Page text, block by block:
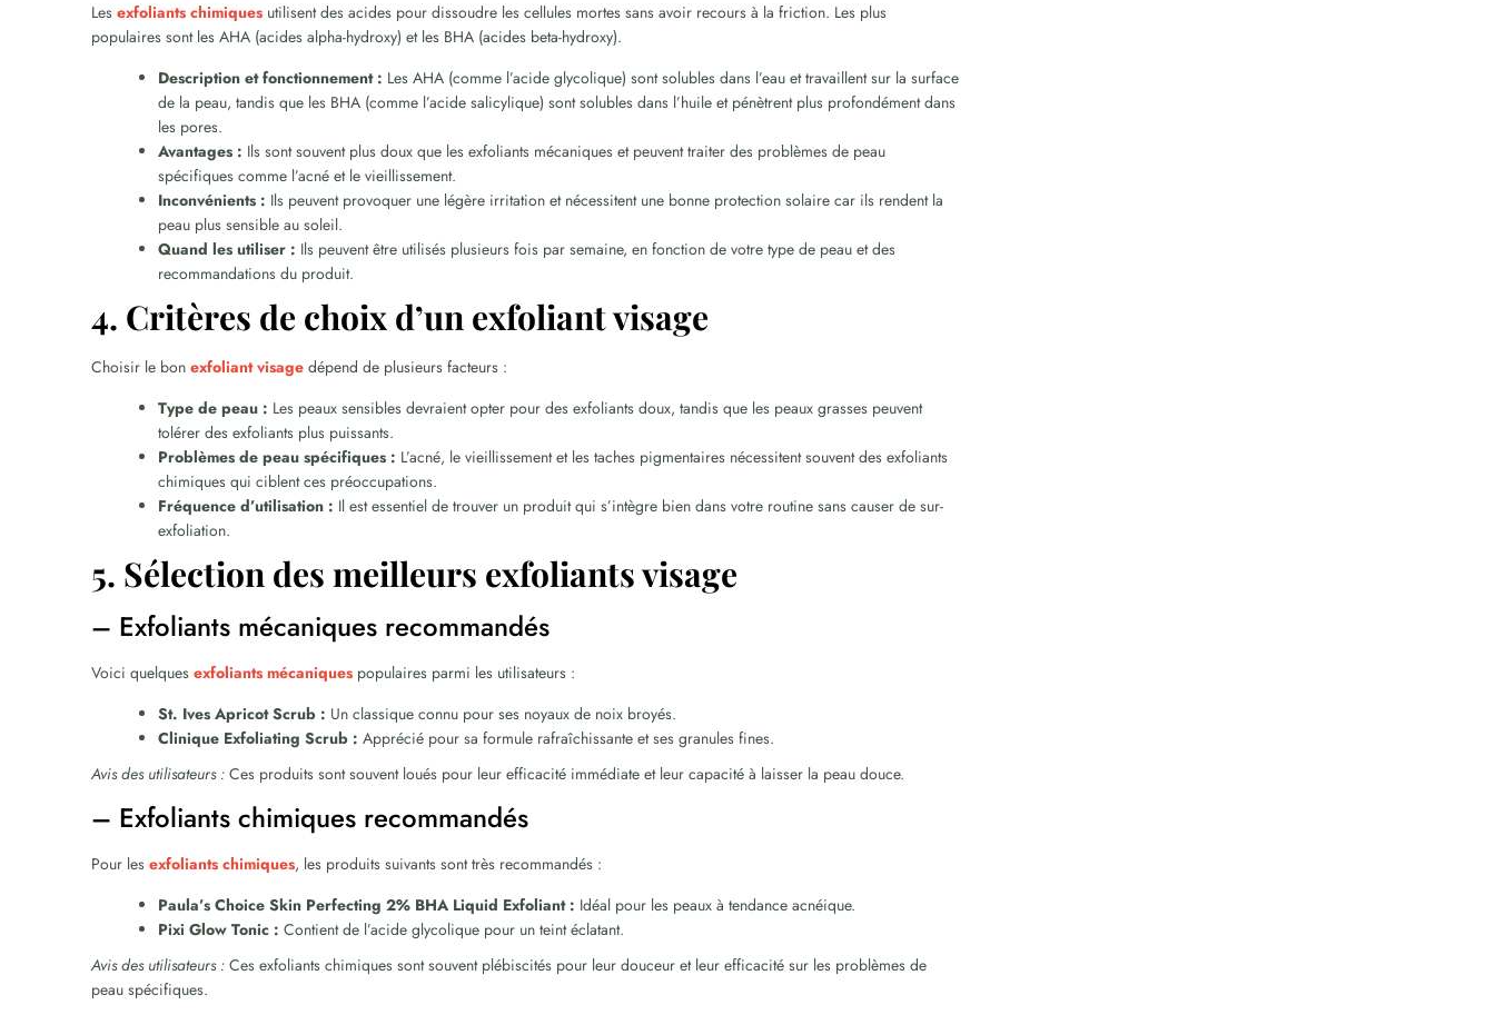
Lesexfoliants chimiques utilisent des acides pour dissoudre les cellules mortes sans avoir recours à la friction. Les plus
populaires sont les AHA (acides alpha-hydroxy) et les BHA (acides beta-hydroxy).
Description et fonctionnement : Les AHA (comme l’acide glycolique) sont solubles dans l’eau et travaillent sur la surface
de la peau, tandis que les BHA (comme l’acide salicylique) sont solubles dans l’huile et pénètrent plus profondément dans
les pores.
Avantages : Ils sont souvent plus doux que les exfoliants mécaniques et peuvent traiter des problèmes de peau
spécifiques comme l’acné et le vieillissement.
Inconvénients : Ils peuvent provoquer une légère irritation et nécessitent une bonne protection solaire car ils rendent la
peau plus sensible au soleil.
Quand les utiliser : Ils peuvent être utilisés plusieurs fois par semaine, en fonction de votre type de peau et des
recommandations du produit.
4. Critères de choix d’un exfoliant visage
Choisir le bonexfoliant visage dépend de plusieurs facteurs :
Type de peau : Les peaux sensibles devraient opter pour des exfoliants doux, tandis que les peaux grasses peuvent
tolérer des exfoliants plus puissants.
Problèmes de peau spécifiques : L’acné, le vieillissement et les taches pigmentaires nécessitent souvent des exfoliants
chimiques qui ciblent ces préoccupations.
Fréquence d’utilisation : Il est essentiel de trouver un produit qui s’intègre bien dans votre routine sans causer de sur-
exfoliation.
5. Sélection des meilleurs exfoliants visage
– Exfoliants mécaniques recommandés
Voici quelquesexfoliants mécaniques populaires parmi les utilisateurs :
St. Ives Apricot Scrub : Un classique connu pour ses noyaux de noix broyés.
Clinique Exfoliating Scrub : Apprécié pour sa formule rafraîchissante et ses granules fines.
Avis des utilisateurs : Ces produits sont souvent loués pour leur efficacité immédiate et leur capacité à laisser la peau douce.
– Exfoliants chimiques recommandés
Pour lesexfoliants chimiques, les produits suivants sont très recommandés :
Paula’s Choice Skin Perfecting 2% BHA Liquid Exfoliant : Idéal pour les peaux à tendance acnéique.
Pixi Glow Tonic : Contient de l’acide glycolique pour un teint éclatant.
Avis des utilisateurs : Ces exfoliants chimiques sont souvent plébiscités pour leur douceur et leur efficacité sur les problèmes de
peau spécifiques.